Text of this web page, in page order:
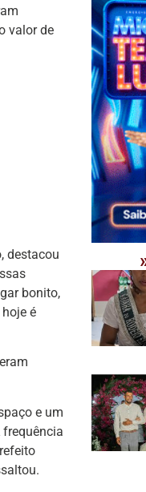
valor de
destacou
bonito,
é
e um